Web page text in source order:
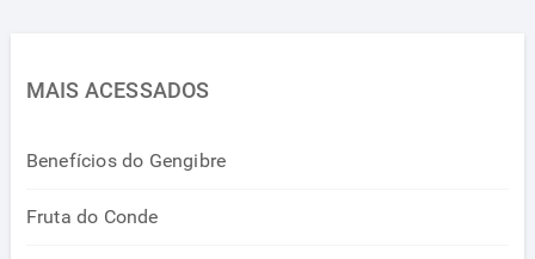
MAIS ACESSADOS
Benefícios do Gengibre
Fruta do Conde